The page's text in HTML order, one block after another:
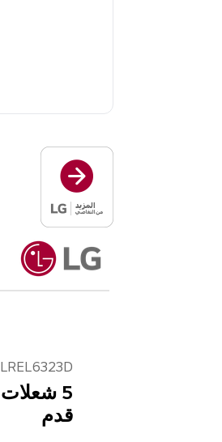
LREL6323D
قدم